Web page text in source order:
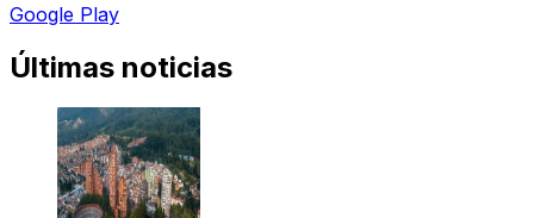
Google Play
Últimas noticias